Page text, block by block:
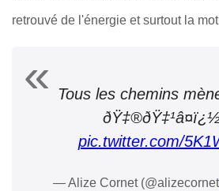
retrouvé de l'énergie et surtout la
Tous les chemins
pic.twitter.com/
— Alize Cornet